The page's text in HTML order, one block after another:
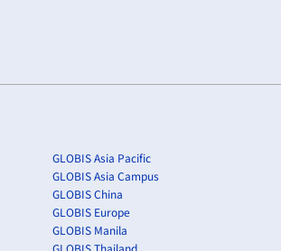
GLOBIS Asia Pacific
GLOBIS Asia Campus
GLOBIS China
GLOBIS Europe
GLOBIS Manila
GLOBIS Thailand